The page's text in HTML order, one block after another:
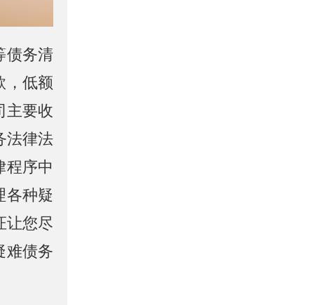
债务清
，低额
主要收
法律法
程序中
各种疑
让您尽
难债务